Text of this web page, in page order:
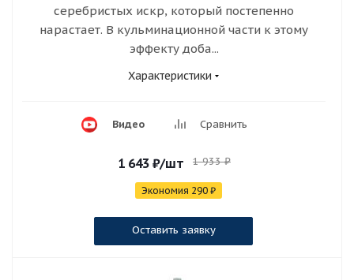
серебристых искр, который постепенно
нарастает. В кульминационной части к этому
эффекту доба...
Характеристики
Видео Сравнить
1 643 ₽/шт 1 933₽
Экономия 290₽
Оставить заявку